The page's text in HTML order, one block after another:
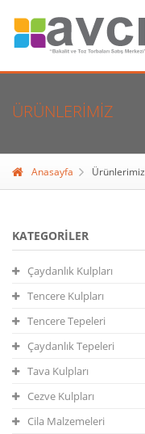
ÜRÜNLERIMIZ
Anasayfa Ürünlerimiz
KATEGORILER
Çaydanlık Kulpları
Tencere Kulpları
Tencere Tepeleri
Çaydanlık Tepeleri
Tava Kulpları
Cezve Kulpları
Cila Malzemeleri